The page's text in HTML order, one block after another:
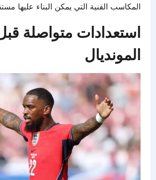
المكاسب الفنية التي يمكن البناء عليها
استعدادات متواصلة
المونديال